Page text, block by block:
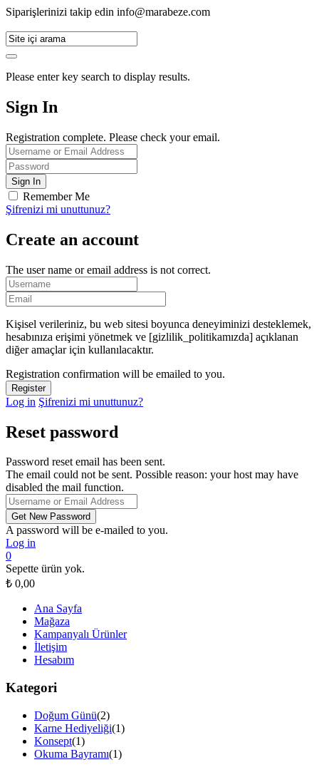
Siparişlerinizi takip edin info@marabeze.com
Please enter key search to display results.
Sign In
Registration complete. Please check your email.
Remember Me
Şifrenizi mi unuttunuz?
Create an account
The user name or email address is not correct.
Kişisel verileriniz, bu web sitesi boyunca deneyiminizi desteklemek,
hesabınıza erişimi yönetmek ve [gizlilik_politikamızda] açıklanan
diğer amaçlar için kullanılacaktır.
Registration confirmation will be emailed to you.
Log in Şifrenizi mi unuttunuz?
Reset password
Password reset email has been sent.
The email could not be sent. Possible reason: your host may have
disabled the mail function.
A password will be e-mailed to you.
Log in
0
Sepette ürün yok.
₺ 0,00
Ana Sayfa
Mağaza
Kampanyalı Ürünler
İletişim
Hesabım
Kategori
Doğum Günü(2)
Karne Hediyeliği(1)
Konsept(1)
Okuma Bayramı(1)